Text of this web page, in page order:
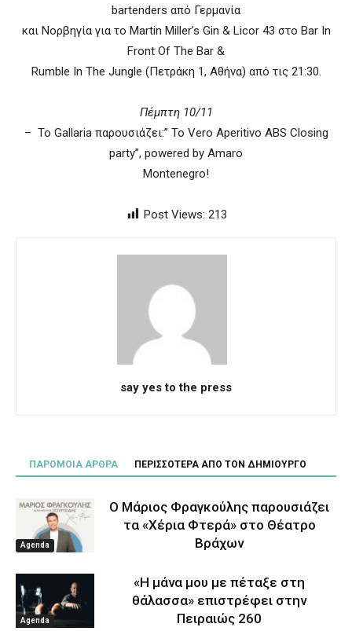
bartenders από Γερμανία
και Νορβηγία για το Martin Miller’s Gin & Licor 43 στο Bar In
Front Of The Bar &
Rumble In The Jungle (Πετράκη 1, Αθήνα) από τις 21:30.
Πέμπτη 10/11
– Το Gallaria παρουσιάζει:” To Vero Aperitivo ABS Closing
party”, powered by Amaro
Montenegro!
Post Views: 213
say yes to the press
ΠΑΡΟΜΟΙΑ ΑΡΘΡΑ ΠΕΡΙΣΣΟΤΕΡΑ ΑΠΟ ΤΟΝ ΔΗΜΙΟΥΡΓΟ
Agenda
Ο Μάριος Φραγκούλης παρουσιάζει
τα «Χέρια Φτερά» στο Θέατρο
Βράχων
Agenda
«Η μάνα μου με πέταξε στη
θάλασσα» επιστρέφει στην
Πειραιώς 260